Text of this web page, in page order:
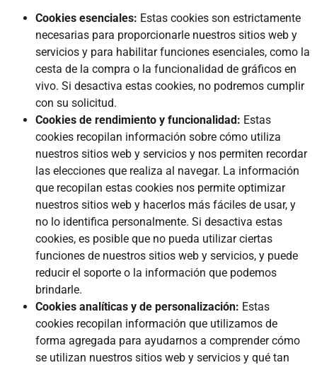
Cookies esenciales: Estas cookies son estrictamente
necesarias para proporcionarle nuestros sitios web y
servicios y para habilitar funciones esenciales, como la
cesta de la compra o la funcionalidad de gráficos en
vivo. Si desactiva estas cookies, no podremos cumplir
con su solicitud.
Cookies de rendimiento y funcionalidad: Estas
cookies recopilan información sobre cómo utiliza
nuestros sitios web y servicios y nos permiten recordar
las elecciones que realiza al navegar. La información
que recopilan estas cookies nos permite optimizar
nuestros sitios web y hacerlos más fáciles de usar, y
no lo identifica personalmente. Si desactiva estas
cookies, es posible que no pueda utilizar ciertas
funciones de nuestros sitios web y servicios, y puede
reducir el soporte o la información que podemos
brindarle.
Cookies analíticas y de personalización: Estas
cookies recopilan información que utilizamos de
forma agregada para ayudarnos a comprender cómo
se utilizan nuestros sitios web y servicios y qué tan